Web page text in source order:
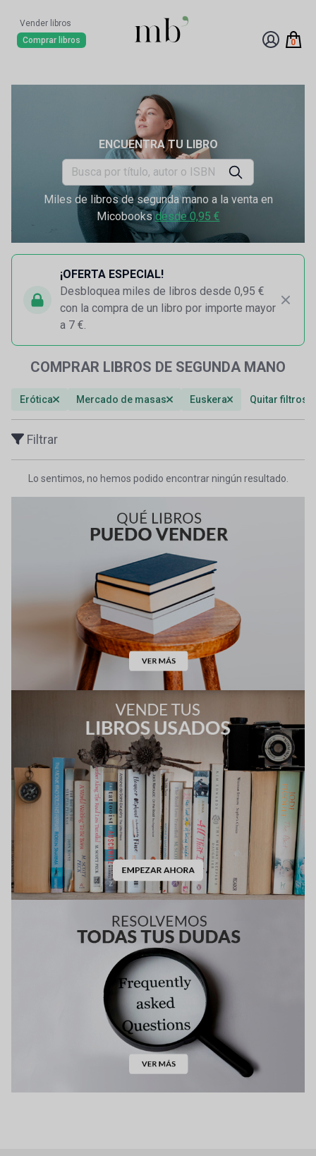
Vender libros
Comprar libros
0
ENCUENTRA TU LIBRO
Miles de libros de segunda mano a la venta en
Micobooksdesde 0,95 €
¡OFERTA ESPECIAL!
Desbloquea miles de libros desde 0,95 €
con la compra de un libro por importe mayor
a 7 €.
COMPRAR LIBROS DE SEGUNDA MANO
Erótica Mercado de masas Euskera Quitar filtros
Filtrar
Lo sentimos, no hemos podido encontrar ningún resultado.